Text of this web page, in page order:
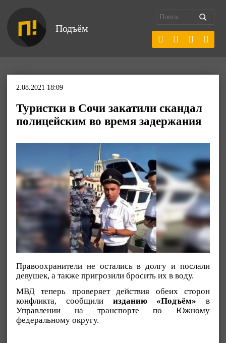
Подъём
2.08.2021 18:09
Туристки в Сочи закатили скандал
полицейским во время задержания
Правоохранители не остались в долгу и послали
девушек, а также пригрозили бросить их в воду.
МВД теперь проверяет действия обеих сторон
конфликта, сообщили изданию «Подъём» в
Управлении на транспорте по Южному
федеральному округу.